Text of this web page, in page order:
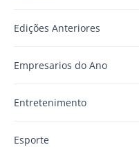
Edições Anteriores
Empresarios do Ano
Entretenimento
Esporte